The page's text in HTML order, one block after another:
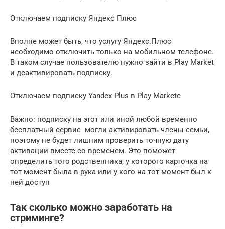
Отключаем подписку Яндекс Плюс
Вполне может быть, что услугу Яндекс.Плюс
необходимо отключить только на мобильном телефоне.
В таком случае пользователю нужно зайти в Play Market
и деактивировать подписку.
Отключаем подписку Yandex Plus в Play Markete
Важно: подписку на этот или иной любой временно
бесплатный сервис могли активировать члены семьи,
поэтому не будет лишним проверить точную дату
активации вместе со временем. Это поможет
определить того родственника, у которого карточка на
тот момент была в рука или у кого на тот момент был к
ней доступ
Так сколько можно заработать на
стриминге?